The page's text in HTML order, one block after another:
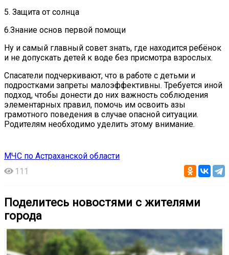
5. Защита от солнца
6.Знание основ первой помощи
Ну и самый главный совет знать, где находится ребёнок
и не допускать детей к воде без присмотра взрослых.
Спасатели подчеркивают, что в работе с детьми и
подростками запреты малоэффективны. Требуется иной
подход, чтобы донести до них важность соблюдения
элементарных правил, помочь им освоить азы
грамотного поведения в случае опасной ситуации.
Родителям необходимо уделить этому внимание.
МЧС по Астраханской области
111
Поделитесь новостями с жителями
города